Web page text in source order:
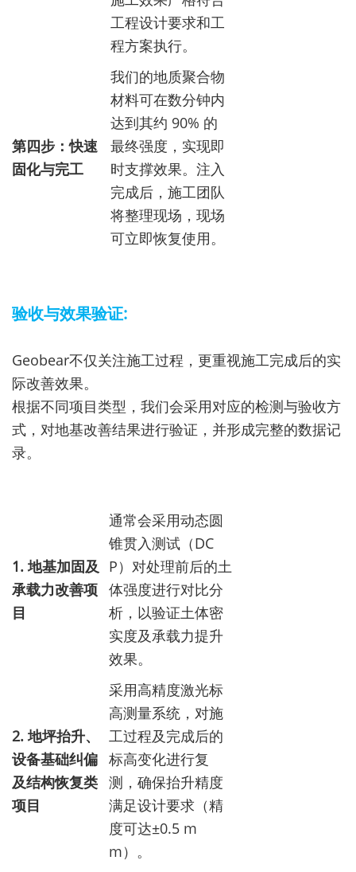
工程设计要求和工
程方案执行。
第四步：快速
固化与完工
我们的地质聚合物
材料可在数分钟内
达到其约 90% 的
最终强度，实现即
时支撑效果。注入
完成后，施工团队
将整理现场，现场
可立即恢复使用。
验收与效果验证:
Geobear不仅关注施工过程，更重视施工完成后的实
际改善效果。
根据不同项目类型，我们会采用对应的检测与验收方
式，对地基改善结果进行验证，并形成完整的数据记
录。
1. 地基加固及
承载力改善项
目
通常会采用动态圆
锥贯入测试（DC
P）对处理前后的土
体强度进行对比分
析，以验证土体密
实度及承载力提升
效果。
2. 地坪抬升、
设备基础纠偏
及结构恢复类
项目
采用高精度激光标
高测量系统，对施
工过程及完成后的
标高变化进行复
测，确保抬升精度
满足设计要求（精
度可达±0.5 m
m）。